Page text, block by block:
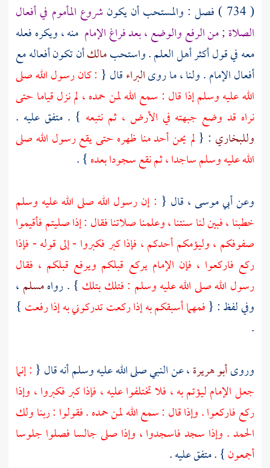
( 734 ) فصل : والمستحب أن يكون
شروع المأموم في أفعال
الصلاة ; من الرفع والوضع ، بعد فراغ الإمام منه ، ويكره فعله
معه في قول أكثر أهل العلم . واستحبمالكأن تكون أفعاله مع
أفعال الإمام . ولنا ، ما روىالبراءقال { : كان رسول الله صلى
الله عليه وسلم إذا قال : سمع الله لمن حمده ، لم نزل قياما حتى
نراه قد وضع جبهته في الأرض ، ثم نتبعه } . متفق عليه .
وللبخاري : { لم يحن أحد منا ظهره حتى يقع رسول الله صلى
الله عليه وسلم ساجدا ، ثم نقع سجودا بعده} .
وعنأبي موسى، قال { : إن رسول الله صلى الله عليه وسلم
خطبنا ، فبين لنا سنتنا ، وعلمنا صلاتنا فقال : إذا صليتم فأقيموا
صفوفكم ، وليؤمكم أحدكم ، فإذا كبر فكبروا - إلى قوله - فإذا
ركع فاركعوا ، فإن الإمام يركع قبلكم ويرفع قبلكم ، فقال
رسول الله صلى الله عليه وسلم : فتلك بتلك } . رواهمسلم ،
وفي لفظ : {فمهما أسبقكم به إذا ركعت تدركوني به إذا رفعت }
.
وروىأبو هريرة، عن النبي صلى الله عليه وسلم أنه قال { : إنما
جعل الإمام ليؤتم به ، فلا تختلفوا عليه ، فإذا كبر فكبروا ، وإذا
ركع فاركعوا . وإذا قال : سمع الله لمن حمده . فقولوا : ربنا ولك
الحمد . وإذا سجد فاسجدوا ، وإذا صلى جالسا فصلوا جلوسا
أجمعون} . متفق عليه .